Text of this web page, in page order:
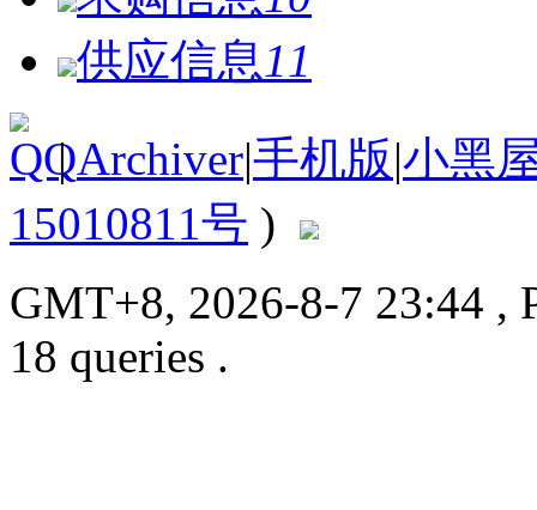
供应信息 11
| Archiver|手机版|小黑
15010811号 )
GMT+8, 2026-8-7 23:44 ,
18 queries .